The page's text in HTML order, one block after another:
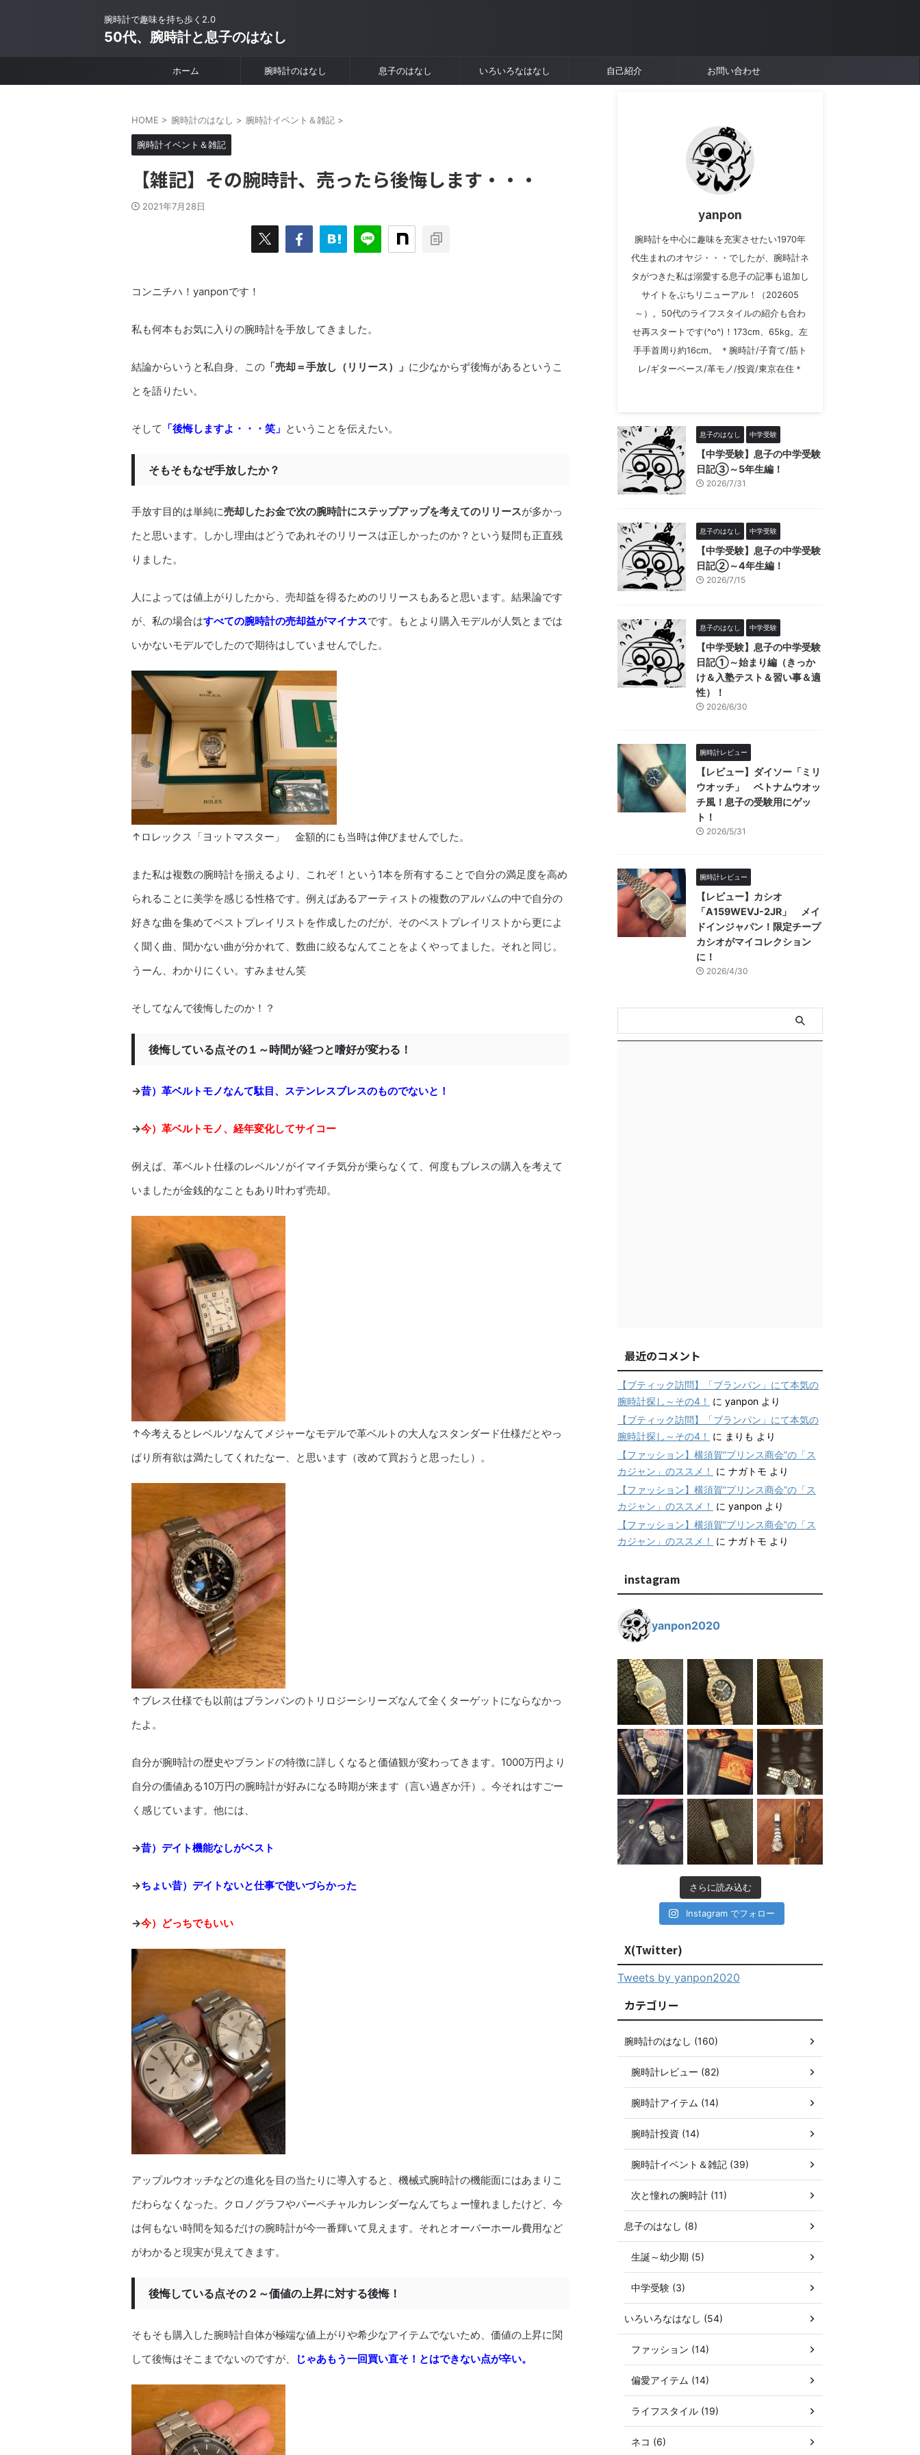
腕時計で趣味を持ち歩く2.0
50代、腕時計と息子のはなし
ホーム 腕時計のはなし 息子のはなし いろいろなはなし 自己紹介 お問い合わせ
HOME > 腕時計のはなし > 腕時計イベント＆雑記 >
腕時計イベント＆雑記
【雑記】その腕時計、売ったら後悔します・・・
2021年7月28日
コンニチハ！yanponです！
私も何本もお気に入りの腕時計を手放してきました。
結論からいうと私自身、この 「売却＝手放し（リリース）」 に少なからず後悔があるというこ
とを語りたい。
そして 「後悔しますよ・・・笑」 ということを伝えたい。
そもそもなぜ手放したか？
手放す目的は単純に売却したお金で次の腕時計にステップアップを考えてのリリースが多かっ
たと思います。しかし理由はどうであれそのリリースは正しかったのか？という疑問も正直残
りました。
人によっては値上がりしたから、売却益を得るためのリリースもあると思います。結果論です
が、私の場合はすべての腕時計の売却益がマイナスです。もとより購入モデルが人気とまでは
いかないモデルでしたので期待はしていませんでした。
↑ロレックス「ヨットマスター」 金額的にも当時は伸びませんでした。
また私は複数の腕時計を揃えるより、これぞ！という1本を所有することで自分の満足度を高め
られることに美学を感じる性格です。例えばあるアーティストの複数のアルバムの中で自分の
好きな曲を集めてベストプレイリストを作成したのだが、そのベストプレイリストから更によ
く聞く曲、聞かない曲が分かれて、数曲に絞るなんてことをよくやってました。それと同じ。
うーん、わかりにくい。すみません笑
そしてなんで後悔したのか！？
後悔している点その１～時間が経つと嗜好が変わる！
→昔）革ベルトモノなんて駄目、ステンレスブレスのものでないと！
→今）革ベルトモノ、経年変化してサイコー
例えば、革ベルト仕様のレベルソがイマイチ気分が乗らなくて、何度もブレスの購入を考えて
いましたが金銭的なこともあり叶わず売却。
↑今考えるとレベルソなんてメジャーなモデルで革ベルトの大人なスタンダード仕様だとやっ
ぱり所有欲は満たしてくれたなー、と思います（改めて買おうと思ったし）。
↑ブレス仕様でも以前はブランパンのトリロジーシリーズなんて全くターゲットにならなかっ
たよ。
自分が腕時計の歴史やブランドの特徴に詳しくなると価値観が変わってきます。1000万円より
自分の価値ある10万円の腕時計が好みになる時期が来ます（言い過ぎか汗）。今それはすごー
く感じています。他には、
→昔）デイト機能なしがベスト
→ちょい昔）デイトないと仕事で使いづらかった
→今）どっちでもいい
アップルウオッチなどの進化を目の当たりに導入すると、機械式腕時計の機能面にはあまりこ
だわらなくなった。クロノグラフやパーペチャルカレンダーなんてちょー憧れましたけど、今
は何もない時間を知るだけの腕時計が今一番輝いて見えます。それとオーバーホール費用など
がわかると現実が見えてきます。
後悔している点その２～価値の上昇に対する後悔！
そもそも購入した腕時計自体が極端な値上がりや希少なアイテムでないため、価値の上昇に関
して後悔はそこまでないのですが、
じゃあもう一回買い直そ！とはできない点が辛い。
yanpon
腕時計を中心に趣味を充実させたい1970年
代生まれのオヤジ・・・でしたが、腕時計ネ
タがつきた私は溺愛する息子の記事も追加し
サイトをぷちリニューアル！（202605
～）。50代のライフスタイルの紹介も合わ
せ再スタートです(^o^)！173cm、65kg。左
手手首周り約16cm。 ＊腕時計/子育て/筋ト
レ/ギターベース/革モノ/投資/東京在住＊
息子のはなし 中学受験
【中学受験】息子の中学受験
日記③～5年生編！
2026/7/31
息子のはなし 中学受験
【中学受験】息子の中学受験
日記②～4年生編！
2026/7/15
息子のはなし 中学受験
【中学受験】息子の中学受験
日記①～始まり編（きっか
け＆入塾テスト＆習い事＆適
性）！
2026/6/30
腕時計レビュー
【レビュー】ダイソー「ミリ
ウオッチ」 ベトナムウオッ
チ風！息子の受験用にゲッ
ト！
2026/5/31
腕時計レビュー
【レビュー】カシオ
「A159WEVJ-2JR」 メイ
ドインジャパン！限定チープ
カシオがマイコレクション
に！
2026/4/30
最近のコメント
【ブティック訪問】「ブランパン」にて本気の
腕時計探し～その4！
に yanpon より
【ブティック訪問】「ブランパン」にて本気の
腕時計探し～その4！
に まりも より
【ファッション】横須賀”プリンス商会”の「ス
カジャン」のススメ！
に ナガトモ より
【ファッション】横須賀”プリンス商会”の「ス
カジャン」のススメ！
に yanpon より
【ファッション】横須賀”プリンス商会”の「ス
カジャン」のススメ！
に ナガトモ より
instagram
yanpon2020
さらに読み込む
Instagram でフォロー
X(Twitter)
Tweets by yanpon2020
カテゴリー
腕時計のはなし (160)
腕時計レビュー (82)
腕時計アイテム (14)
腕時計投資 (14)
腕時計イベント＆雑記 (39)
次と憧れの腕時計 (11)
息子のはなし (8)
生誕～幼少期 (5)
中学受験 (3)
いろいろなはなし (54)
ファッション (14)
偏愛アイテム (14)
ライフスタイル (19)
ネコ (6)